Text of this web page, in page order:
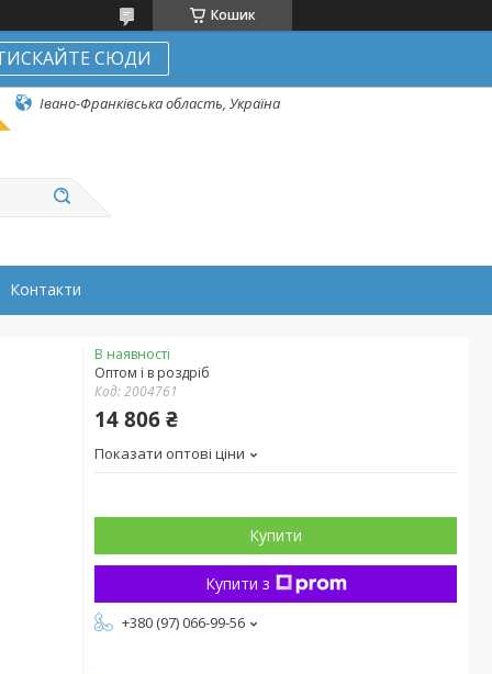
Кошик
СЮДИ
Івано-Франківська область, Україна
Контакти
В наявності
Оптом і в роздріб
Код:2004761
14 806 ₴
Показати оптові ціни
Купити
Купити з
+380 (97) 066-99-56